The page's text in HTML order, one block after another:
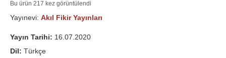
Bu ürün 217 kez görüntülendi
Yayınevi: Akıl Fikir Yayınları
Yayın Tarihi: 16.07.2020
Dil: Türkçe